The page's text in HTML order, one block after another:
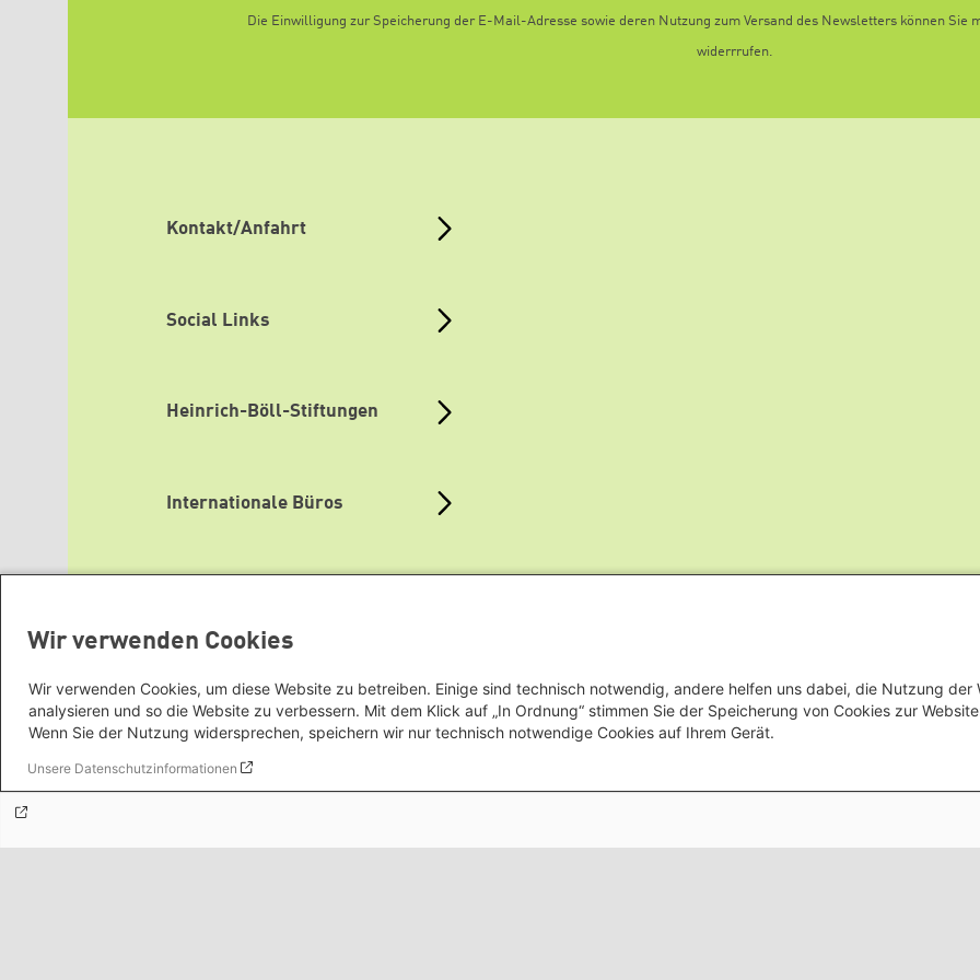
Die Einwilligung zur Speicherung der E-Mail-Adresse sowie deren Nutzung zum Versand des Newsletters können Sie
widerrrufen.
Kontakt/Anfahrt
Social Links
Heinrich-Böll-Stiftungen
Internationale Büros
Themenportale
Grüne Websites
Wir verwenden Cookies
Wir verwenden Cookies, um diese Website zu betreiben. Einige sind technisch notwendig, andere helfen uns dabei, die Nutzung der
analysieren und so die Website zu verbessern. Mit dem Klick auf „In Ordnung“ stimmen Sie der Speicherung von Cookies zur
Wenn Sie der Nutzung widersprechen, speichern wir nur technisch notwendige Cookies auf Ihrem Gerät.
Unsere Datenschutzinformationen